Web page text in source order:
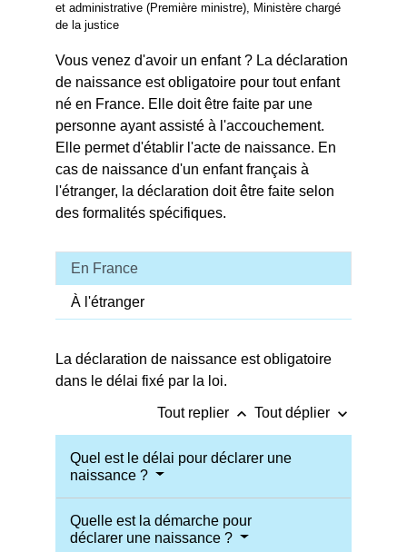
et administrative (Première ministre), Ministère chargé
de la justice
Vous venez d'avoir un enfant ? La déclaration
de naissance est obligatoire pour tout enfant
né en France. Elle doit être faite par une
personne ayant assisté à l'accouchement.
Elle permet d'établir l'acte de naissance. En
cas de naissance d'un enfant français à
l'étranger, la déclaration doit être faite selon
des formalités spécifiques.
En France
À l'étranger
La déclaration de naissance est obligatoire
dans le délai fixé par la loi.
Tout replier keyboard_arrow_up Tout déplier keyboard_arrow_down
Quel est le délai pour déclarer une
naissance ?
Quelle est la démarche pour
déclarer une naissance ?